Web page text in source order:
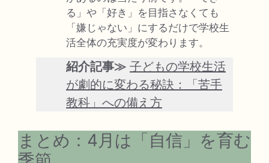
る」や「好き」を目指さなくても
「嫌じゃない」にするだけで学校生
活全体の充実度が変わります。
紹介記事≫ 子どもの学校生活
が劇的に変わる秘訣：「苦手
教科」への備え方
まとめ：4月は「自信」を育む